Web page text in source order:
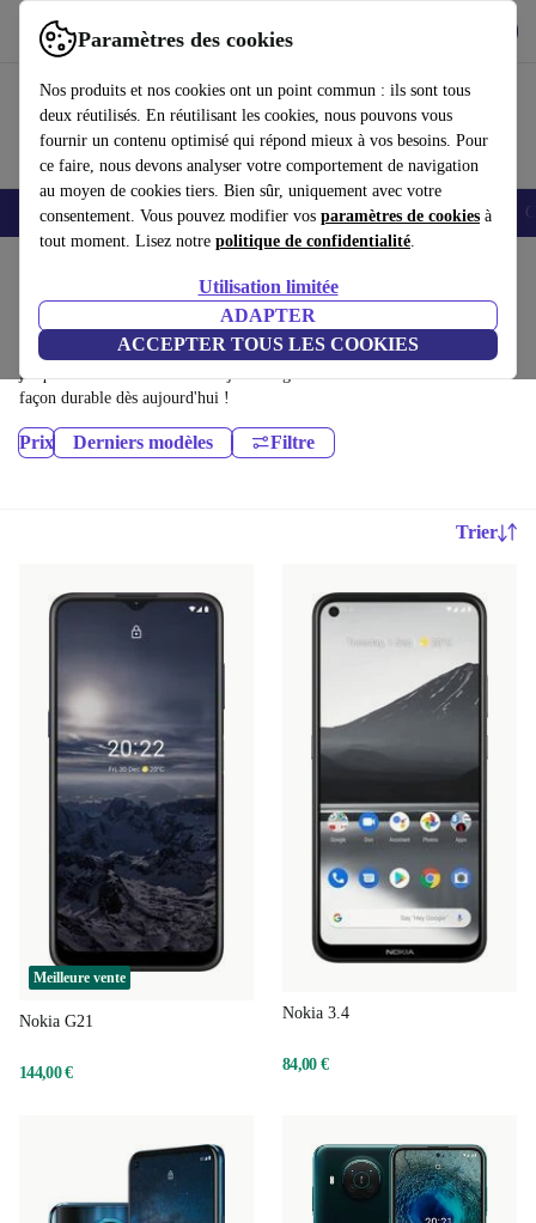
Paramètres des cookies
Nos produits et nos cookies ont un point commun : ils sont tous
deux réutilisés. En réutilisant les cookies, nous pouvons vous
fournir un contenu optimisé qui répond mieux à vos besoins. Pour
ce faire, nous devons analyser votre comportement de navigation
au moyen de cookies tiers. Bien sûr, uniquement avec votre
consentement. Vous pouvez modifier vos paramètres de cookies à
tout moment. Lisez notre politique de confidentialité.
Utilisation limitée
ADAPTER
ACCEPTER TOUS LES COOKIES
Utilisez refurbed rapidement et facilement
Smartphones Laptops Tablettes Montres connectées Accessoires
Téléphones Nokia:
Téléphones Nokia certifiés reconditionnés à moins de 800€ – économisez
jusqu'à 40 %. Retours sous 30 jours et garantie de 12 mois. Achetez de
façon durable dès aujourd'hui !
Prix Derniers modèles Filtre
Trier
Meilleure vente
Nokia G21
144,00 €
Nokia 3.4
84,00 €